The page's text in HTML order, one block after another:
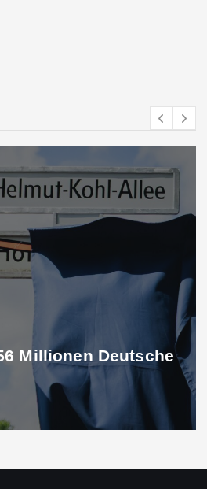
Millionen Deutsche